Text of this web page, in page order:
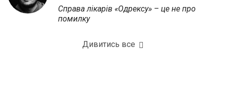
Справа лікарів «Одрексу» – це не про
помилку
Дивитись все